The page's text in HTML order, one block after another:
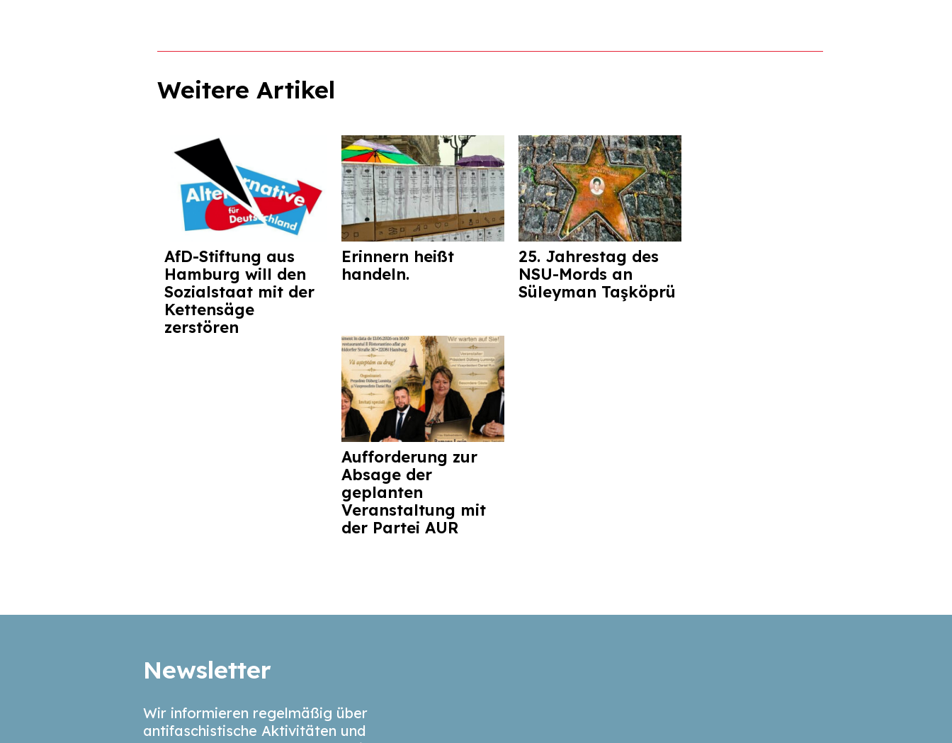
Weitere Artikel
AfD-Stiftung aus
Hamburg will den
Sozialstaat mit der
Kettensäge
zerstören
Erinnern heißt
handeln.
25. Jahrestag des
NSU-Mords an
Süleyman Taşköprü
Aufforderung zur
Absage der
geplanten
Veranstaltung mit
der Partei AUR
Newsletter
Wir informieren regelmäßig über
antifaschistische Aktivitäten und